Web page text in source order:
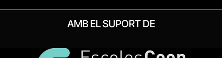
AMB EL SUPORT DE